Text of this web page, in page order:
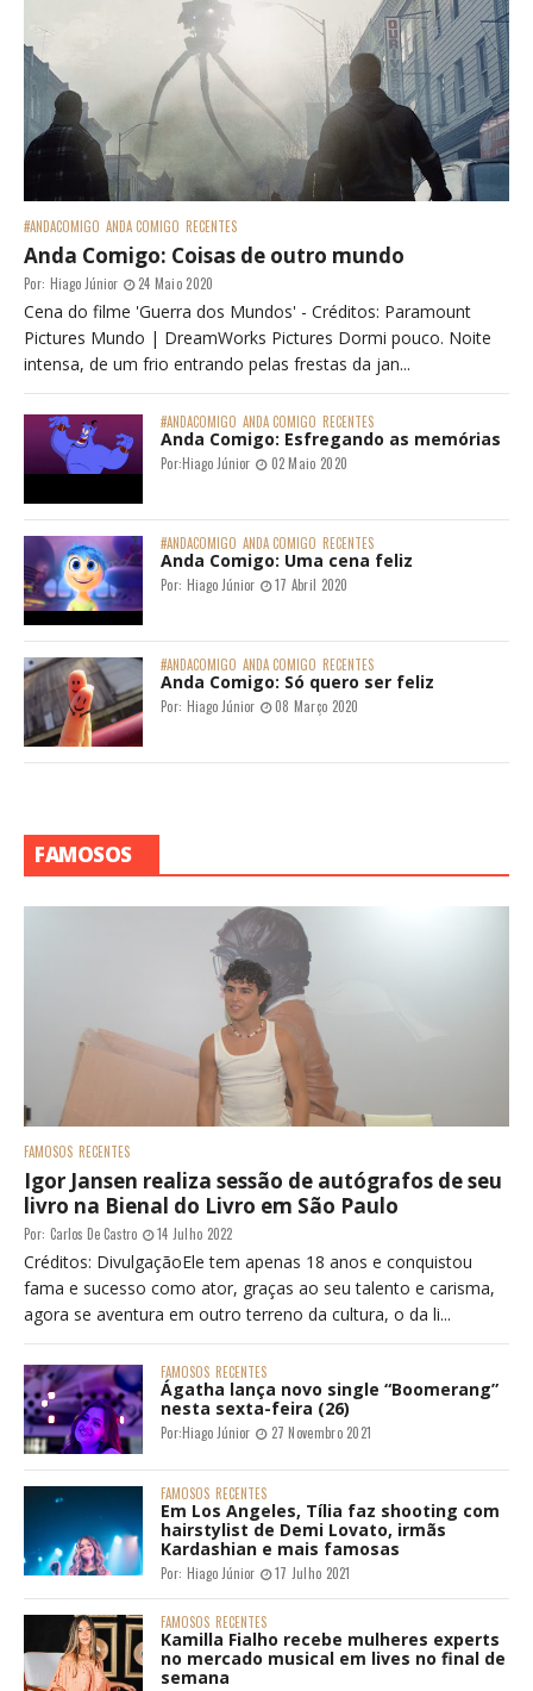
#ANDACOMIGO ANDA COMIGO RECENTES
Anda Comigo: Coisas de outro mundo
Por: Hiago Júnior 24 Maio 2020
Cena do filme 'Guerra dos Mundos' - Créditos: Paramount
Pictures Mundo | DreamWorks Pictures Dormi pouco. Noite
intensa, de um frio entrando pelas frestas da jan...
#ANDACOMIGO ANDA COMIGO RECENTES
Anda Comigo: Esfregando as memórias
Por:Hiago Júnior 02 Maio 2020
#ANDACOMIGO ANDA COMIGO RECENTES
Anda Comigo: Uma cena feliz
Por: Hiago Júnior 17 Abril 2020
#ANDACOMIGO ANDA COMIGO RECENTES
Anda Comigo: Só quero ser feliz
Por: Hiago Júnior 08 Março 2020
FAMOSOS
FAMOSOS RECENTES
Igor Jansen realiza sessão de autógrafos de seu
livro na Bienal do Livro em São Paulo
Por: Carlos De Castro 14 Julho 2022
Créditos: DivulgaçãoEle tem apenas 18 anos e conquistou
fama e sucesso como ator, graças ao seu talento e carisma,
agora se aventura em outro terreno da cultura, o da li...
FAMOSOS RECENTES
Ágatha lança novo single “Boomerang”
nesta sexta-feira (26)
Por:Hiago Júnior 27 Novembro 2021
FAMOSOS RECENTES
Em Los Angeles, Tília faz shooting com
hairstylist de Demi Lovato, irmãs
Kardashian e mais famosas
Por: Hiago Júnior 17 Julho 2021
FAMOSOS RECENTES
Kamilla Fialho recebe mulheres experts
no mercado musical em lives no final de
semana